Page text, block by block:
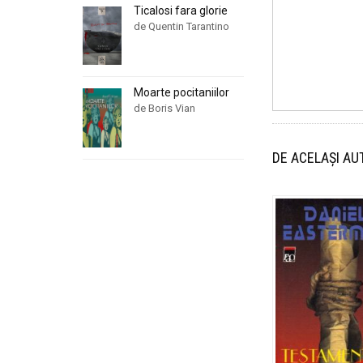
DE ACELAȘI
Ticalosi fara glorie
de Quentin Tarantino
Moarte pocitaniilor
de Boris Vian